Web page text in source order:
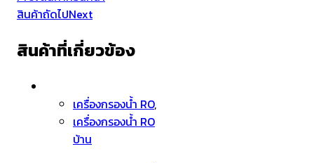
สินค้าถัดไปNext
สินค้าที่เกี่ยวข้อง
เครื่องกรองน้ำ RO,
เครื่องกรองน้ำ RO
บ้าน